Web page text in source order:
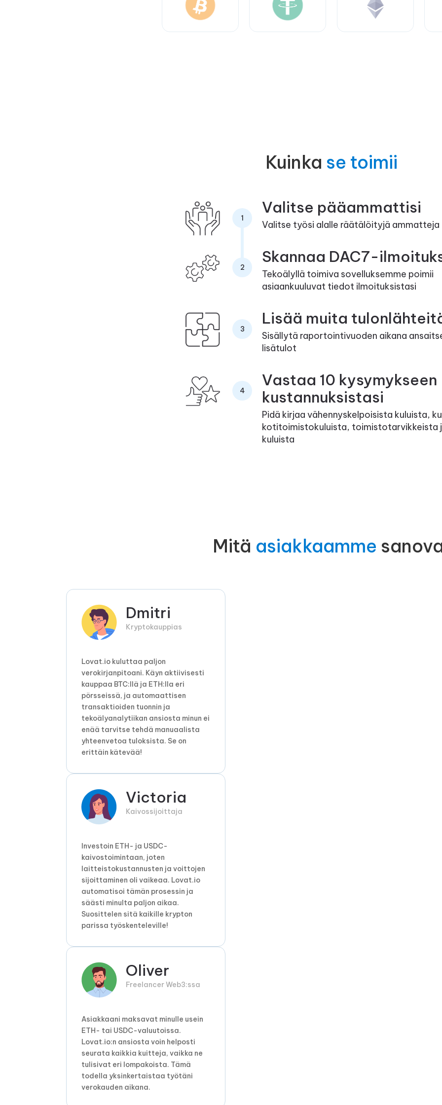
Kuinka se toimii
1
Valitse pääammattisi
Valitse työsi alalle räätälöityjä ammatteja
2
Skannaa DAC7-
Tekoälyllä toimiva sovelluksemme poimii
asiaankuuluvat tiedot ilmoituksistasi
3
Lisää muita
Sisällytä raportointivuoden aikana
lisätulot
4
Vastaa 10 kysymykseen
kustannuksistasi
Pidä kirjaa vähennyskelpoisista kuluista,
kotitoimistokuluista, toimistotarvikkeista
kuluista
Mitä asiakkaamme
Dmitri
Kryptokauppias
Lovat.io kuluttaa paljon
verokirjanpitoani. Käyn aktiivisesti
kauppaa BTC:llä ja ETH:lla eri
pörsseissä, ja automaattisen
transaktioiden tuonnin ja
tekoälyanalytiikan ansiosta minun ei
enää tarvitse tehdä manuaalista
yhteenvetoa tuloksista. Se on
erittäin kätevää!
Victoria
Kaivossijoittaja
Investoin ETH- ja USDC-
kaivostoimintaan, joten
laitteistokustannusten ja voittojen
sijoittaminen oli vaikeaa. Lovat.io
automatisoi tämän prosessin ja
säästi minulta paljon aikaa.
Suosittelen sitä kaikille krypton
parissa työskenteleville!
Oliver
Freelancer Web3:ssa
Asiakkaani maksavat minulle usein
ETH- tai USDC-valuutoissa.
Lovat.io:n ansiosta voin helposti
seurata kaikkia kuitteja, vaikka ne
tulisivat eri lompakoista. Tämä
todella yksinkertaistaa työtäni
verokauden aikana.